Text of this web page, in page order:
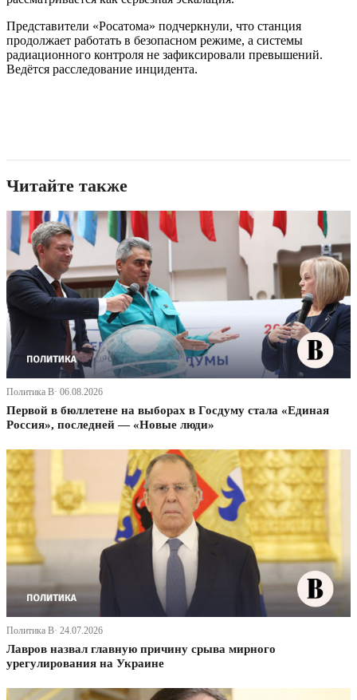
Представители «Росатома» подчеркнули, что станция
продолжает работать в безопасном режиме, а системы
радиационного контроля не зафиксировали превышений.
Ведётся расследование инцидента.
Читайте также
Политика В· 06.08.2026
Первой в бюллетене на выборах в Госдуму стала «Единая
Россия», последней — «Новые люди»
Политика В· 24.07.2026
Лавров назвал главную причину срыва мирного
урегулирования на Украине